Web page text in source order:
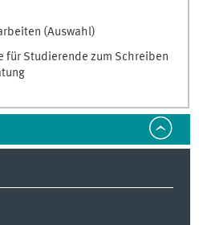
(Auswahl)
für Studierende zum Schreiben